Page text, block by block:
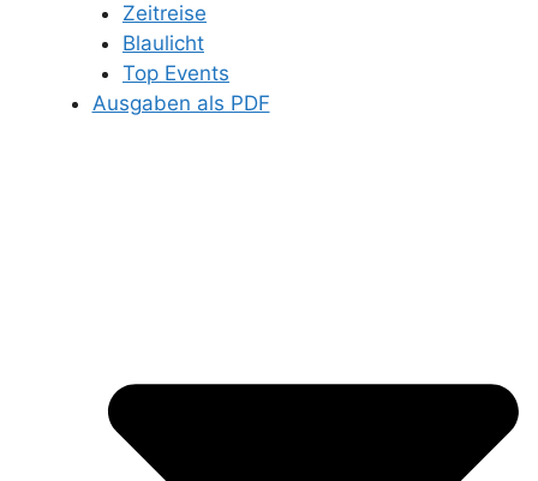
Zeitreise
Blaulicht
Top Events
Ausgaben als PDF